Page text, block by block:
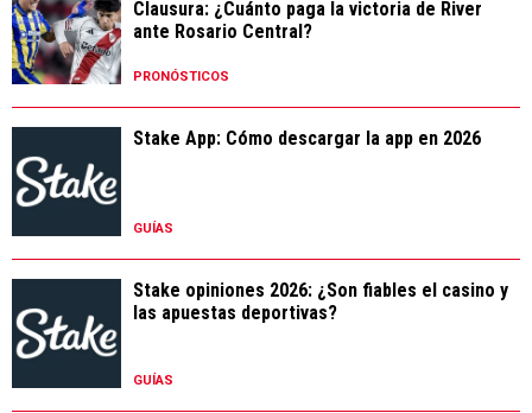
Clausura: ¿Cuánto paga la victoria de River
ante Rosario Central?
PRONÓSTICOS
Stake App: Cómo descargar la app en 2026
GUÍAS
Stake opiniones 2026: ¿Son fiables el casino y
las apuestas deportivas?
GUÍAS